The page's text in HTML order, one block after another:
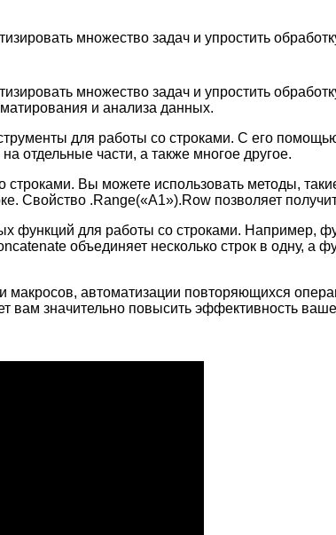
множество задач и упростить
множество задач и упростить
и анализа данных.
для работы со строками. С его
отдельные части, а также многое другое.
Вы можете использовать методы,
Свойство .Range(«A1»).Row позволяет
функций для работы со строками. Например,
объединяет несколько строк в одну, а
макросов, автоматизации повторяющихся
вам значительно повысить эффективность